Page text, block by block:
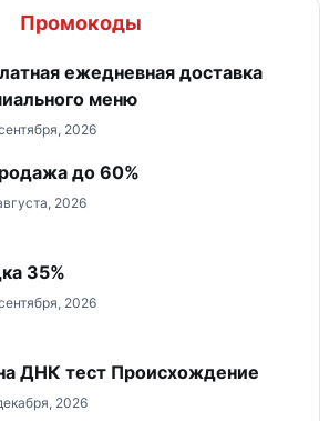
Промокоды
ежедневная доставка
меню
2026
до 60%
2026
35%
2026
ДНК тест Происхождение
2026